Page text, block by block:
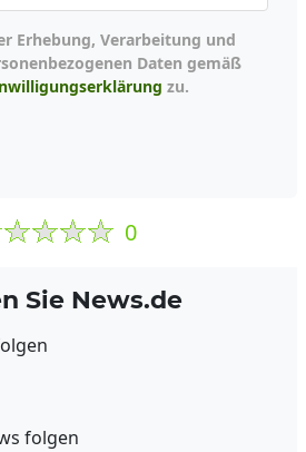
Daten gemäß
zu.
0
Sie News.de
folgen